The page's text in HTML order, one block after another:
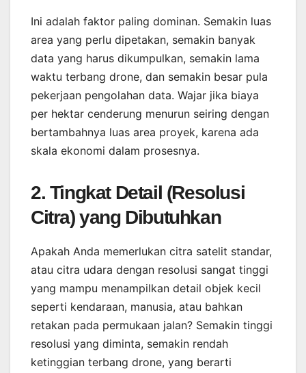
Ini adalah faktor paling dominan. Semakin luas
area yang perlu dipetakan, semakin banyak
data yang harus dikumpulkan, semakin lama
waktu terbang drone, dan semakin besar pula
pekerjaan pengolahan data. Wajar jika biaya
per hektar cenderung menurun seiring dengan
bertambahnya luas area proyek, karena ada
skala ekonomi dalam prosesnya.
2. Tingkat Detail (Resolusi
Citra) yang Dibutuhkan
Apakah Anda memerlukan citra satelit standar,
atau citra udara dengan resolusi sangat tinggi
yang mampu menampilkan detail objek kecil
seperti kendaraan, manusia, atau bahkan
retakan pada permukaan jalan? Semakin tinggi
resolusi yang diminta, semakin rendah
ketinggian terbang drone, yang berarti